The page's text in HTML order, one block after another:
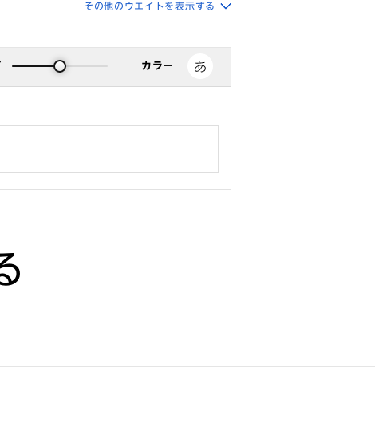
その他のウエイトを表示する
カラー